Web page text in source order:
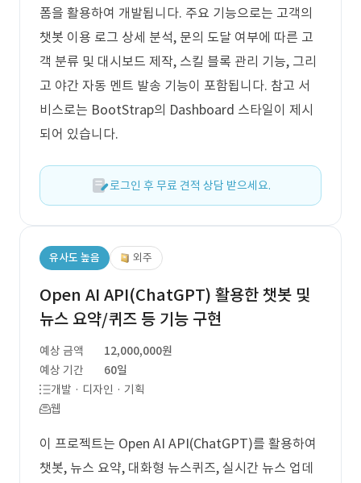
폼을 활용하여 개발됩니다. 주요 기능으로는 고객의
챗봇 이용 로그 상세 분석, 문의 도달 여부에 따른 고
객 분류 및 대시보드 제작, 스킬 블록 관리 기능, 그리
고 야간 자동 멘트 발송 기능이 포함됩니다. 참고 서
비스로는 BootStrap의 Dashboard 스타일이 제시
되어 있습니다.
로그인 후 무료 견적 상담 받으세요.
유사도 높음 외주
Open AI API(ChatGPT) 활용한 챗봇 및
뉴스 요약/퀴즈 등 기능 구현
예상 금액
12,000,000원
예상 기간
60일
개발 · 디자인 · 기획
웹
이 프로젝트는 Open AI API(ChatGPT)를 활용하여
챗봇, 뉴스 요약, 대화형 뉴스퀴즈, 실시간 뉴스 업데